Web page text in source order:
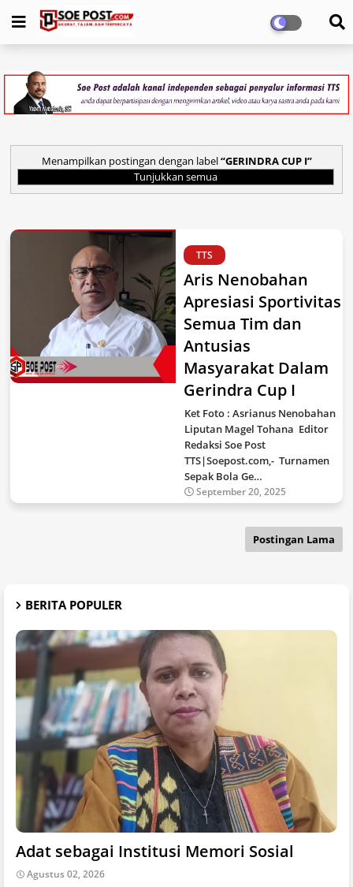
Menampilkan postingan dengan label GERINDRA CUP I
Tunjukkan semua
TTS
Aris Nenobahan
Apresiasi Sportivitas
Semua Tim dan
Antusias
Masyarakat Dalam
Gerindra Cup I
Ket Foto : Asrianus Nenobahan
Liputan Magel Tohana Editor
Redaksi Soe Post
TTS|Soepost.com,- Turnamen
Sepak Bola Ge…
September 20, 2025
Postingan Lama
BERITA POPULER
Adat sebagai Institusi Memori Sosial
Agustus 02, 2026